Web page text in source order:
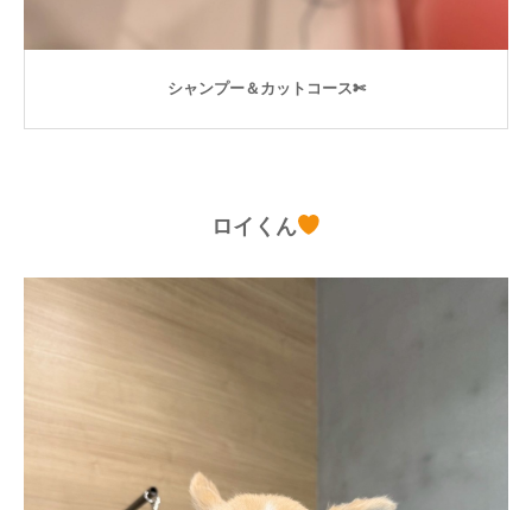
シャンプー＆カットコース✄
ロイくん